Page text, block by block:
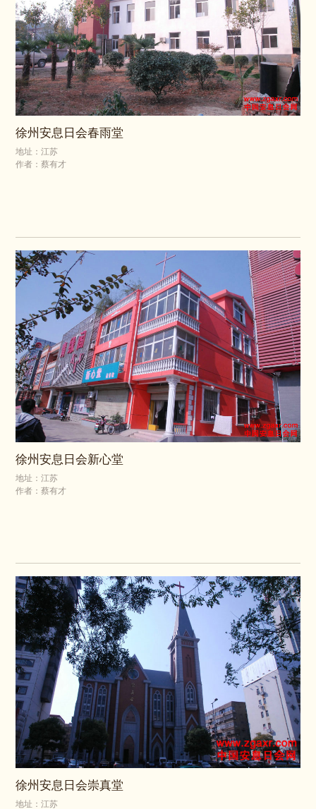
徐州安息日会春雨堂
地址：江苏
作者：蔡有才
徐州安息日会新心堂
地址：江苏
作者：蔡有才
徐州安息日会崇真堂
地址：江苏